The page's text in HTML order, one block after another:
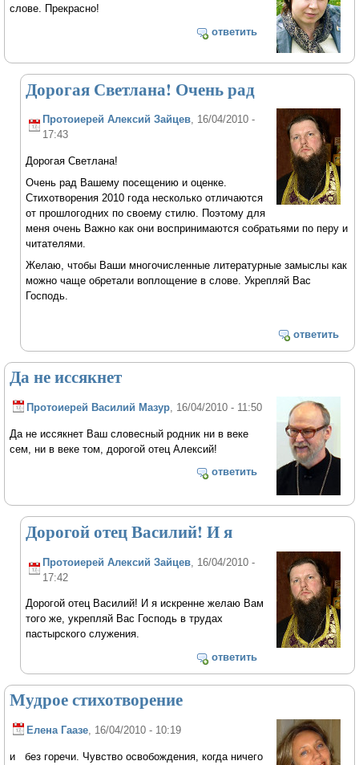
слове. Прекрасно!
ответить
Дорогая Светлана! Очень рад
Протоиерей Алексий Зайцев, 16/04/2010 -
17:43
Дорогая Светлана!
Очень рад Вашему посещению и оценке.
Стихотворения 2010 года несколько отличаются
от прошлогодних по своему стилю. Поэтому для
меня очень Важно как они воспринимаются собратьями по перу и
читателями.
Желаю, чтобы Ваши многочисленные литературные замыслы как
можно чаще обретали воплощение в слове. Укрепляй Вас
Господь.
ответить
Да не иссякнет
Протоиерей Василий Мазур , 16/04/2010 - 11:50
Да не иссякнет Ваш словесный родник ни в веке
сем, ни в веке том, дорогой отец Алексий!
ответить
Дорогой отец Василий! И я
Протоиерей Алексий Зайцев , 16/04/2010 -
17:42
Дорогой отец Василий! И я искренне желаю Вам
того же, укрепляй Вас Господь в трудах
пастырского служения.
ответить
Мудрое стихотворение
Елена Гаазе, 16/04/2010 - 10:19
и без горечи. Чувство освобождения, когда ничего